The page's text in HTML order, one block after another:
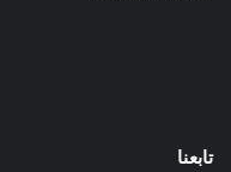
تابعنا